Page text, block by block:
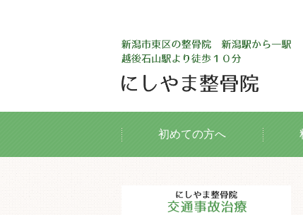
初めての方へ